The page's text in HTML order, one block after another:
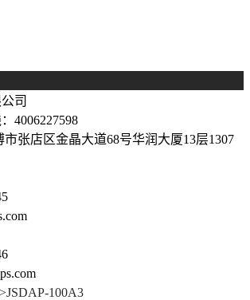
司
4006227598
张店区金晶大道68号华润大厦13层1307
100A3